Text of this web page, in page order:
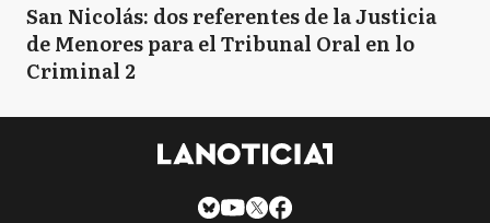
San Nicolás: dos referentes de la Justicia
de Menores para el Tribunal Oral en lo
Criminal 2